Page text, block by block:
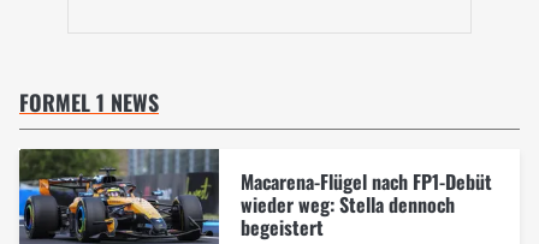
FORMEL 1 NEWS
Macarena-Flügel nach FP1-Debüt
wieder weg: Stella dennoch
begeistert